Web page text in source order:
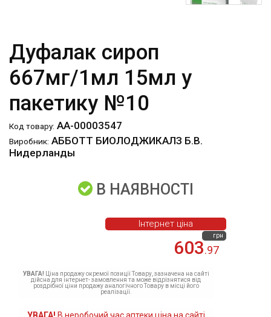
Дуфалак сироп
667мг/1мл 15мл у
пакетику №10
Код товару: АА-00003547
Виробник: АББОТТ БИОЛОДЖИКАЛЗ Б.В.
Нидерланды
В НАЯВНОСТІ
603.97
грн
Інтернет ціна
УВАГА! Ціна продажу окремої позиції Товару, зазначена на сайті
дійсна для інтернет- замовлення та може відрізнятися від
роздрібної ціни продажу аналогічного Товару в місці його
реалізації.
УВАГА! В неробочий час аптеки ціна на сайті